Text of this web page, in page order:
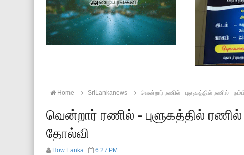
Home SriLankanews வென்றார் ரணில் - புளுகத்தில் ரணில் -
வென்றார் ரணில் - புளுகத்தில்
தோல்வி
How Lanka 6:27 PM